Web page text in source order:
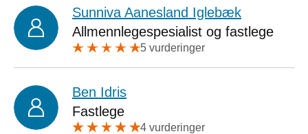
Sunniva Aanesland Iglebæk
Allmennlegespesialist og fastlege
5 vurderinger
Ben Idris
Fastlege
4 vurderinger